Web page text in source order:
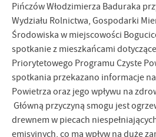
Pińczów Włodzimierza Baduraka
Wydziału Rolnictwa, Gospodarki
Środowiska w miejscowości
spotkanie z mieszkańcami
Priorytetowego Programu Czyste
spotkania przekazano informacje
Powietrza oraz jego wpływu na
Główną przyczyną smogu jest
drewnem w piecach
emisyjnych, co ma wpływ na duże